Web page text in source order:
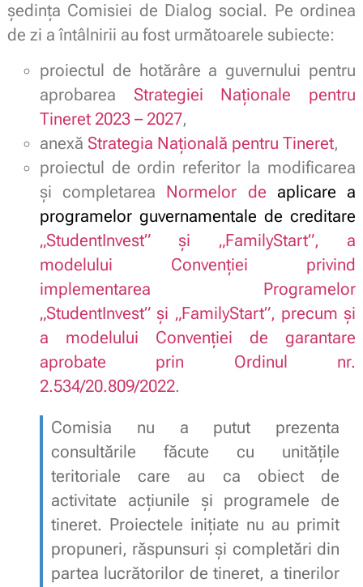
ședința Comisiei de Dialog social. Pe ordinea
de zi a întâlnirii au fost următoarele subiecte:
proiectul de hotărâre a guvernului pentru
aprobarea Strategiei Naționale pentru
Tineret 2023 – 2027,
anexă Strategia Națională pentru Tineret,
proiectul de ordin referitor la modificarea
și completarea
Normelor de aplicare a
programelor guvernamentale de creditare
„StudentInvest” şi „FamilyStart”, a
modelului Convenției privind
implementarea Programelor
„StudentInvest” şi „FamilyStart”, precum și
a modelului Convenției de garantare
aprobate prin Ordinul nr.
2.534/20.809/2022.
Comisia nu a putut prezenta
consultările făcute cu unitățile
teritoriale care au ca obiect de
activitate acțiunile și programele de
tineret. Proiectele inițiate nu au primit
propuneri, răspunsuri și completări din
partea lucrătorilor de tineret, a tinerilor